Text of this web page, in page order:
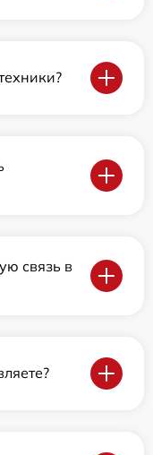
связь в